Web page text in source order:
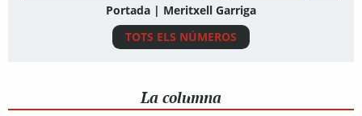
Portada | Meritxell Garriga
TOTS ELS NÚMEROS
La columna